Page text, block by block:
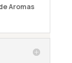
Aromas